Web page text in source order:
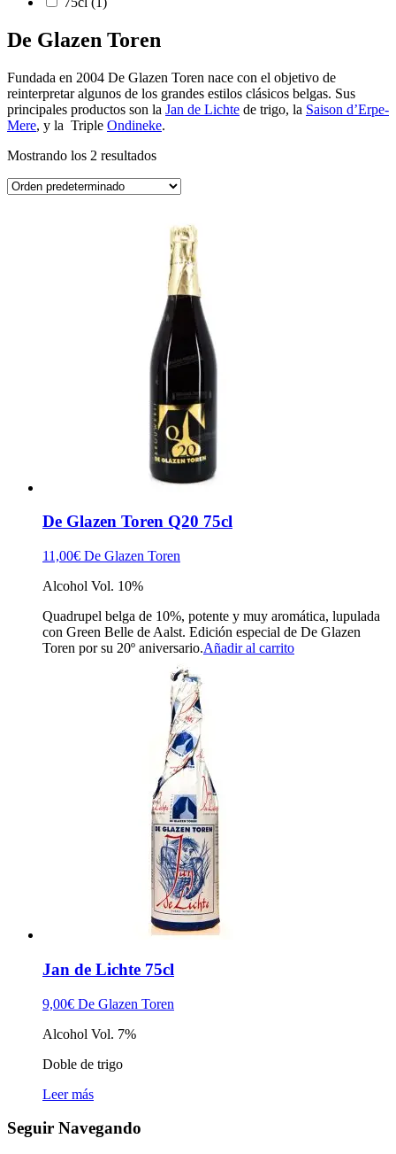
De Glazen Toren
Fundada en 2004 De Glazen Toren nace con el objetivo de
reinterpretar algunos de los grandes estilos clásicos belgas. Sus
principales productos son la Jan de Lichte de trigo, la Saison d’Erpe-
Mere, y la Triple Ondineke.
Mostrando los 2 resultados
De Glazen Toren Q20 75cl
11,00€ De Glazen Toren
Alcohol Vol. 10%
Quadrupel belga de 10%, potente y muy aromática, lupulada
con Green Belle de Aalst. Edición especial de De Glazen
Toren por su 20º aniversario.Añadir al carrito
Jan de Lichte 75cl
9,00€ De Glazen Toren
Alcohol Vol. 7%
Doble de trigo
Leer más
Seguir Navegando